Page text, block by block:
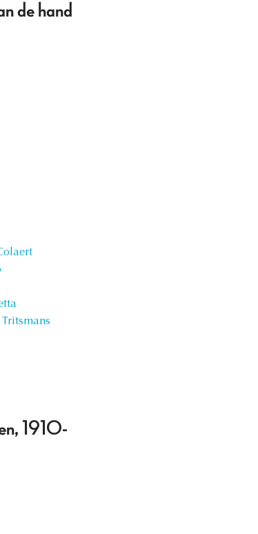
de hand
Tritsmans
1910-